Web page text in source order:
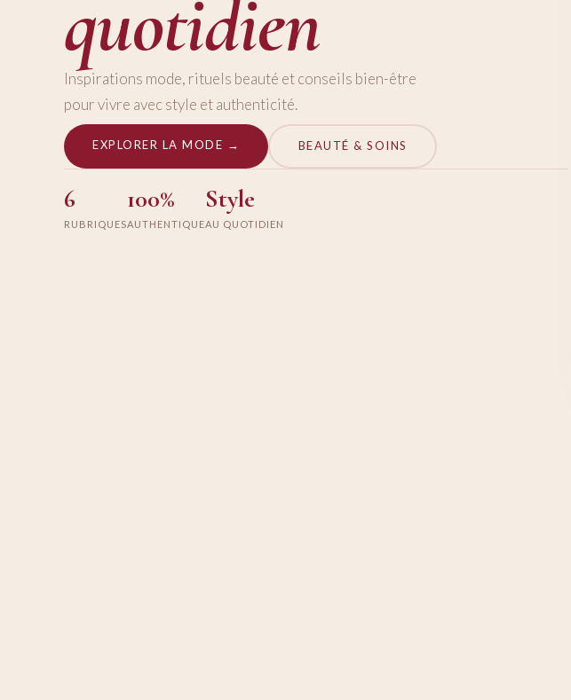
quotidien
Inspirations mode, rituels beauté et conseils bien-être
pour vivre avec style et authenticité.
EXPLORER LA MODE → BEAUTÉ & SOINS
6
RUBRIQUES
100%
AUTHENTIQUE
Style
AU QUOTIDIEN